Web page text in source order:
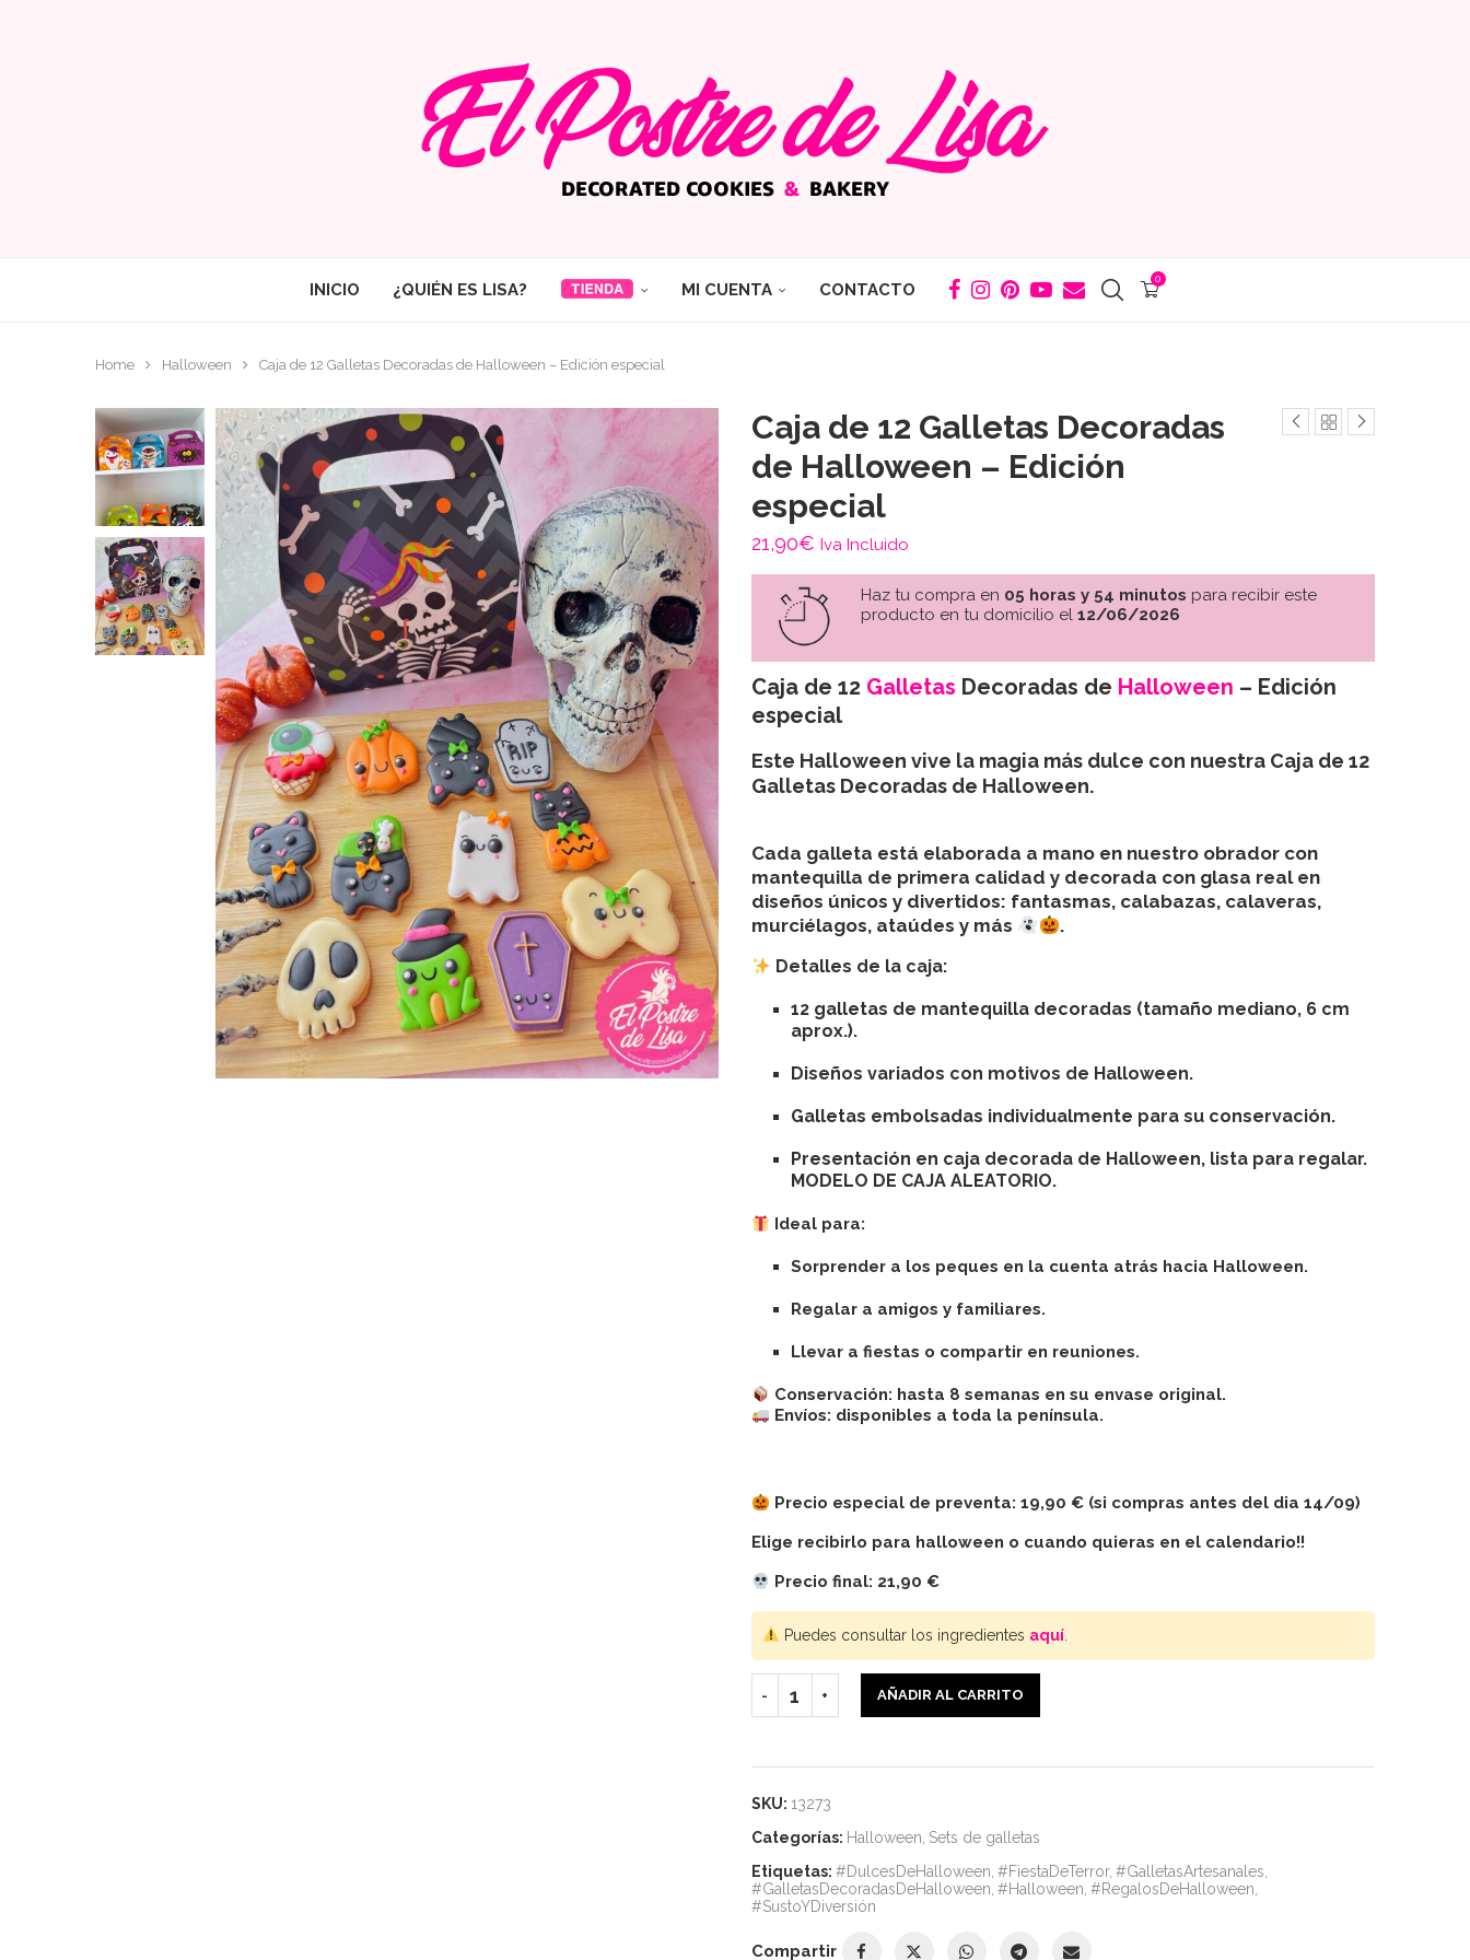
INICIO ¿QUIÉN ES LISA? MI CUENTA CONTACTO
0
Home Halloween Caja de 12 Galletas Decoradas de Halloween – Edición especial
Caja de 12 Galletas Decoradas
de Halloween – Edición
especial
21,90€ Iva Incluido
Haz tu compra en 05 horas y 54 minutos para recibir este
producto en tu domicilio el 12/06/2026
Caja de 12 Galletas Decoradas de Halloween – Edición
especial
Este Halloween vive la magia más dulce con nuestra Caja de 12
Galletas Decoradas de Halloween.
Cada galleta está elaborada a mano en nuestro obrador con
mantequilla de primera calidad y decorada con glasa real en
diseños únicos y divertidos: fantasmas, calabazas, calaveras,
murciélagos, ataúdes y más
.
Detalles de la caja:
12 galletas de mantequilla decoradas (tamaño mediano, 6 cm
aprox.).
Diseños variados con motivos de Halloween.
Galletas embolsadas individualmente para su conservación.
Presentación en caja decorada de Halloween, lista para regalar.
MODELO DE CAJA ALEATORIO.
Ideal para:
Sorprender a los peques en la cuenta atrás hacia Halloween.
Regalar a amigos y familiares.
Llevar a fiestas o compartir en reuniones.
Conservación: hasta 8 semanas en su envase original.
Envíos: disponibles a toda la península.
Precio especial de preventa: 19,90 € (si compras antes del dia 14/09)
Elige recibirlo para halloween o cuando quieras en el calendario!!
Precio final: 21,90 €
Puedes consultar los ingredientes aquí.
AÑADIR AL CARRITO
SKU: 13273
Categorías: Halloween Sets de galletas
Etiquetas: #DulcesDeHalloween #FiestaDeTerror, #GalletasArtesanales
#GalletasDecoradasDeHalloween #Halloween #RegalosDeHalloween
#SustoYDiversión
Compartir